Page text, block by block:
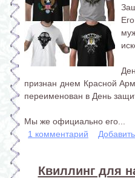
признан днем Красной
переименован в День
Мы же официально его...
1 комментарий
Квиллинг для